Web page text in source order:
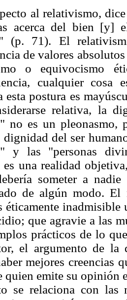
al relativismo,
acerca del bien [y]
(p. 71). El
de valores
o equivocismo
cualquier cosa
esta postura es
relativa, la
no es un pleonasmo,
dignidad del ser
y las "personas
es una realidad
someter a
de algún modo. El
éticamente
que agravie a las
prácticos de lo
el argumento de
mejores creencias
quien emite su opinión
se relaciona con las